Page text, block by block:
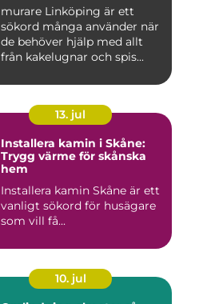
murare Linköping är ett
sökord många använder när
de behöver hjälp med allt
från kakelugnar och spis...
13. jul
Installera kamin i Skåne:
Trygg värme för skånska
hem
Installera kamin Skåne är ett
vanligt sökord för husägare
som vill få...
10. jul